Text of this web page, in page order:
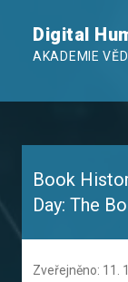
Digital
AKADEMIE
Book
Day: The
Zveřejněno: 11.